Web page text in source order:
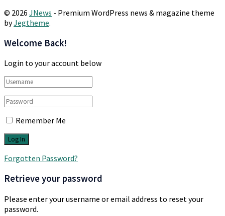
© 2026 JNews - Premium WordPress news & magazine theme
byJegtheme.
Welcome Back!
Login to your account below
Remember Me
Forgotten Password?
Retrieve your password
Please enter your username or email address to reset your
password.